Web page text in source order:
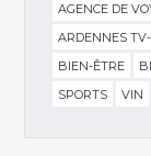
AGENCE DE
ARDENNES
BIEN-ÊTRE
SPORTS
VIN